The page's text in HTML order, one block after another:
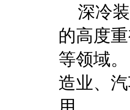
深冷装
的高度
等领域
造业、